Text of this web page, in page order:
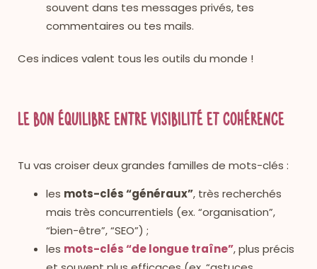
souvent dans tes messages privés, tes
commentaires ou tes mails.
Ces indices valent tous les outils du monde !
Le bon équilibre entre visibilité et cohérence
Tu vas croiser deux grandes familles de mots-clés :
les mots-clés “généraux”, très recherchés
mais très concurrentiels (ex. “organisation”,
“bien-être”, “SEO”) ;
les mots-clés “de longue traîne”, plus précis